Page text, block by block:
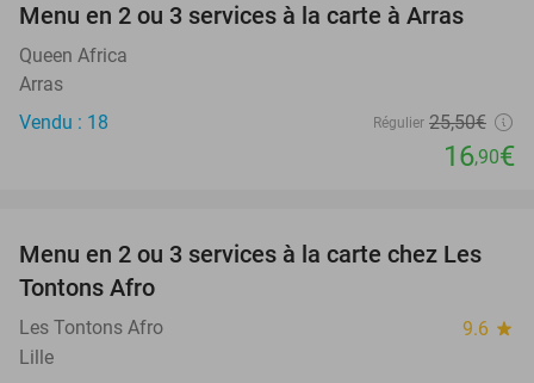
34%
Menu en 2 ou 3 services à la carte à Arras
Queen Africa
Arras
Vendu : 18
Régulier 25,50€
16,90€
31%
Menu en 2 ou 3 services à la carte chez Les
Tontons Afro
Les Tontons Afro 9.6 star
Lille